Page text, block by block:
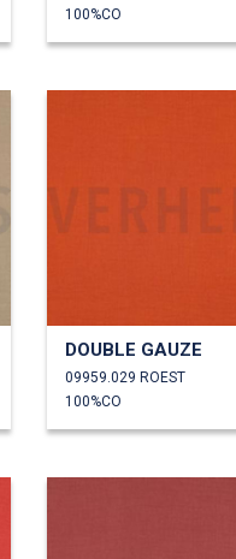
100%CO
DOUBLE GAUZE
09959.029 ROEST
100%CO